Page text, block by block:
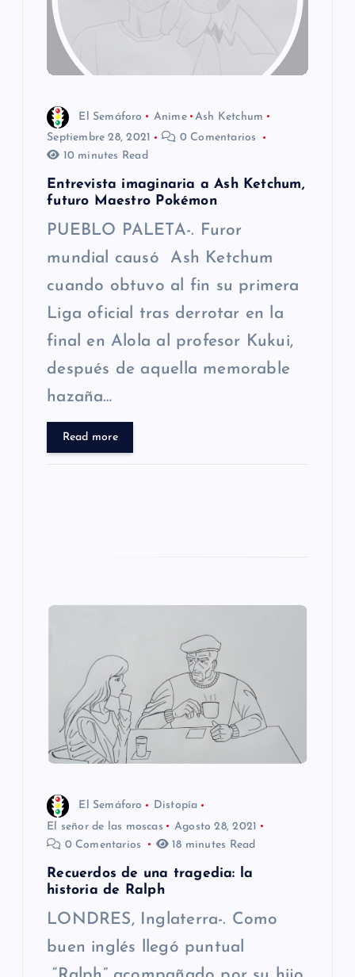
El Semáforo Anime
Ash Ketchum
Septiembre 28, 2021
0 Comentarios
10 minutes Read
Entrevista imaginaria a Ash Ketchum,
futuro Maestro Pokémon
PUEBLO PALETA-. Furor
mundial causó Ash Ketchum
cuando obtuvo al fin su primera
Liga oficial tras derrotar en la
final en Alola al profesor Kukui,
después de aquella memorable
hazaña…
Read more
El Semáforo
Distopía
El señor de las moscas
Agosto 28, 2021
0 Comentarios
18 minutes Read
Recuerdos de una tragedia: la
historia de Ralph
LONDRES, Inglaterra-. Como
buen inglés llegó puntual